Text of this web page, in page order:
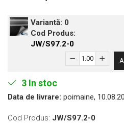
Serigrafie
Supralaminare
Cast
Speciale
Variantă: 0
Cod Produs:
JW/S97.2-0
3 In stoc
Data de livrare: poimaine,
Cod Produs: JW/S97.2-0